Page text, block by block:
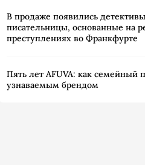
В продаже появились
писательницы, основанные на
преступлениях во Франкфурте
Пять лет AFUVA: как семейный
узнаваемым брендом